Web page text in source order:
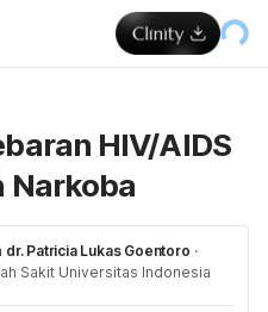
HIV/AIDS
Narkoba
dr. Patricia Lukas Goentoro ·
Sakit Universitas Indonesia